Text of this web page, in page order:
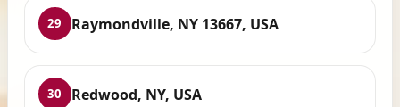
29 Raymondville, NY 13667, USA
30 Redwood, NY, USA